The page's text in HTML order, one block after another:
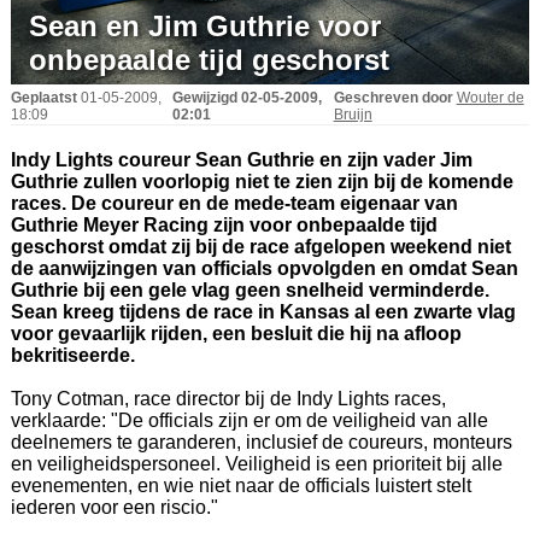
Indy 500
English
Sean en Jim Guthrie voor
onbepaalde tijd geschorst
Geplaatst 01-05-2009,
18:09
Gewijzigd 02-05-2009,
02:01
Geschreven door Wouter de
Bruijn
Indy Lights coureur Sean Guthrie en zijn vader Jim
Guthrie zullen voorlopig niet te zien zijn bij de komende
races. De coureur en de mede-team eigenaar van
Guthrie Meyer Racing zijn voor onbepaalde tijd
geschorst omdat zij bij de race afgelopen weekend niet
de aanwijzingen van officials opvolgden en omdat Sean
Guthrie bij een gele vlag geen snelheid verminderde.
Sean kreeg tijdens de race in Kansas al een zwarte vlag
voor gevaarlijk rijden, een besluit die hij na afloop
bekritiseerde.
Tony Cotman, race director bij de Indy Lights races,
verklaarde: "De officials zijn er om de veiligheid van alle
deelnemers te garanderen, inclusief de coureurs, monteurs
en veiligheidspersoneel. Veiligheid is een prioriteit bij alle
evenementen, en wie niet naar de officials luistert stelt
iederen voor een riscio."